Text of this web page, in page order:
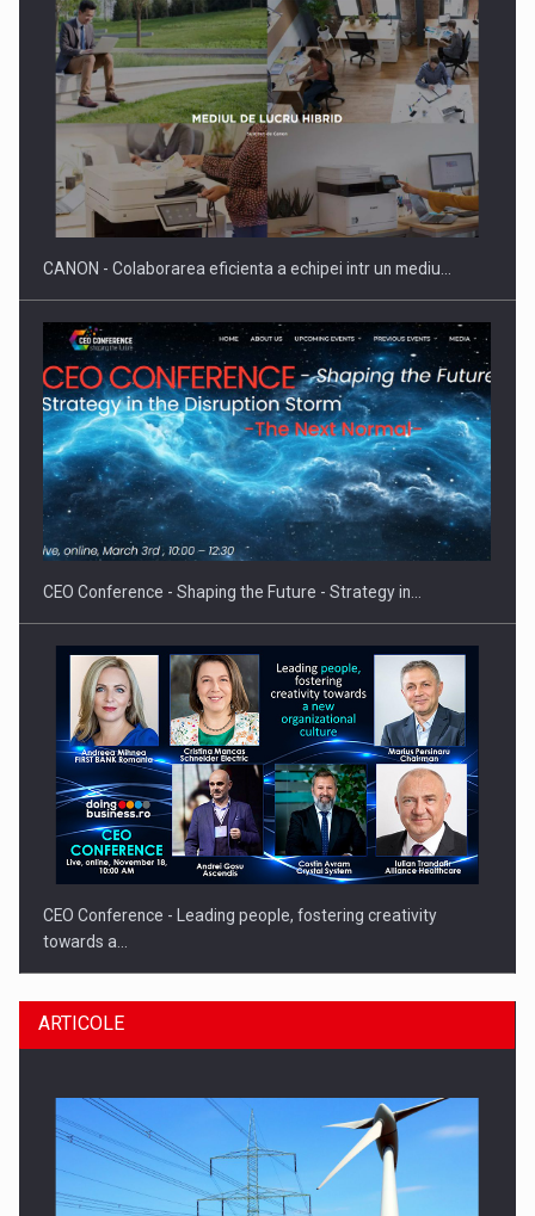
SYCLEF isi consolideaza prezenta in Romania printr-o a
doua…
Fondul de investitii BoldMind si echipa de management a…
CANON - Colaborarea eficienta a echipei intr un mediu…
CEO Conference - Shaping the Future - Strategy in…
CEO Conference - Leading people, fostering creativity
towards a…
ARTICOLE